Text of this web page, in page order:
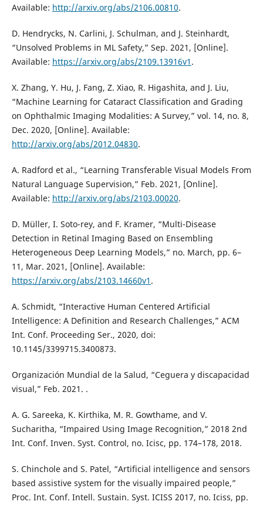
Available: http://arxiv.org/abs/2106.00810.
D. Hendrycks, N. Carlini, J. Schulman, and J. Steinhardt,
“Unsolved Problems in ML Safety,” Sep. 2021, [Online].
Available: https://arxiv.org/abs/2109.13916v1 .
X. Zhang, Y. Hu, J. Fang, Z. Xiao, R. Higashita, and J. Liu,
“Machine Learning for Cataract Classification and Grading
on Ophthalmic Imaging Modalities: A Survey,” vol. 14, no. 8,
Dec. 2020, [Online]. Available:
http://arxiv.org/abs/2012.04830.
A. Radford et al., “Learning Transferable Visual Models From
Natural Language Supervision,” Feb. 2021, [Online].
Available: http://arxiv.org/abs/2103.00020.
D. Müller, I. Soto-rey, and F. Kramer, “Multi-Disease
Detection in Retinal Imaging Based on Ensembling
Heterogeneous Deep Learning Models,” no. March, pp. 6–
11, Mar. 2021, [Online]. Available:
https://arxiv.org/abs/2103.14660v1 .
A. Schmidt, “Interactive Human Centered Artificial
Intelligence: A Definition and Research Challenges,” ACM
Int. Conf. Proceeding Ser., 2020, doi:
10.1145/3399715.3400873.
Organización Mundial de la Salud, “Ceguera y discapacidad
visual,” Feb. 2021. .
A. G. Sareeka, K. Kirthika, M. R. Gowthame, and V.
Sucharitha, “Impaired Using Image Recognition,” 2018 2nd
Int. Conf. Inven. Syst. Control, no. Icisc, pp. 174–178, 2018.
S. Chinchole and S. Patel, “Artificial intelligence and sensors
based assistive system for the visually impaired people,”
Proc. Int. Conf. Intell. Sustain. Syst. ICISS 2017, no. Iciss, pp.